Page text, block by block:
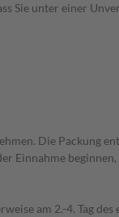
Sie unter einer
Die Packung
Einnahme beginnen,
am 2.-4. Tag